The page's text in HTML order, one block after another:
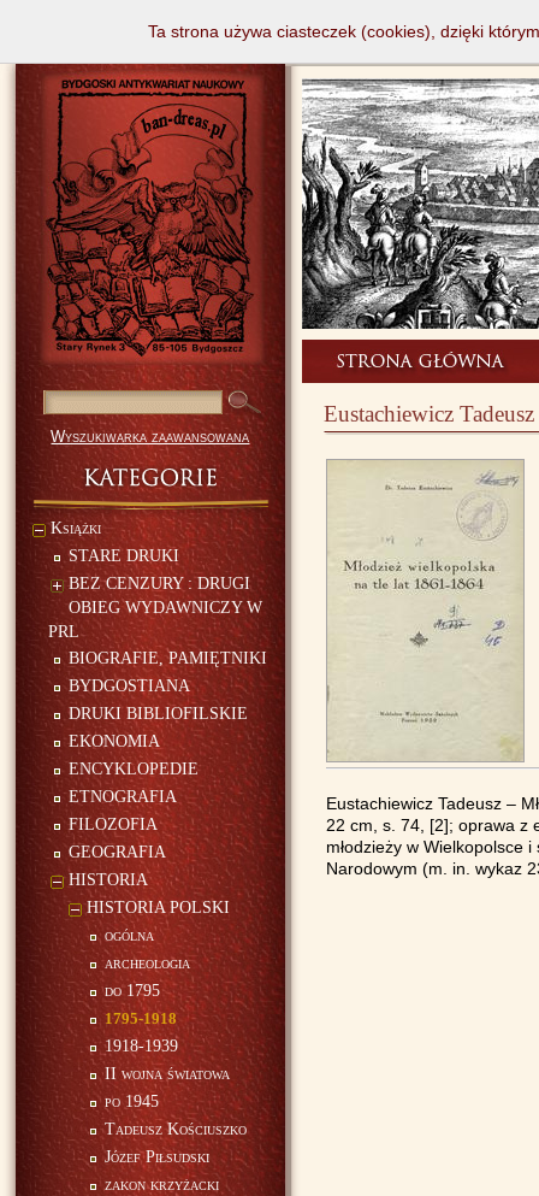
Wyszukiwarka zaawansowana
Książki
STARE DRUKI
BEZ CENZURY : DRUGI
OBIEG WYDAWNICZY W
PRL
BIOGRAFIE, PAMIĘTNIKI
BYDGOSTIANA
DRUKI BIBLIOFILSKIE
EKONOMIA
ENCYKLOPEDIE
ETNOGRAFIA
FILOZOFIA
GEOGRAFIA
HISTORIA
HISTORIA POLSKI
ogólna
archeologia
do 1795
1795-1918
1918-1939
II wojna światowa
po 1945
Tadeusz Kościuszko
Józef Piłsudski
zakon krzyżacki
Eustachiewicz
Eustachiewicz Tadeusz –
22 cm, s. 74, [2]; oprawa z
młodzieży w Wielkopolsce
Narodowym (m. in. wykaz
Ta strona używa ciasteczek (cookies), dzięki